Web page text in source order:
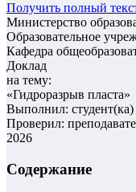
Получить полный
Министерство
Образовательное
Кафедра
Доклад
на тему:
«Гидроразрыв пласта»
Выполнил: студент(ка)
Проверил:
2026
Содержание